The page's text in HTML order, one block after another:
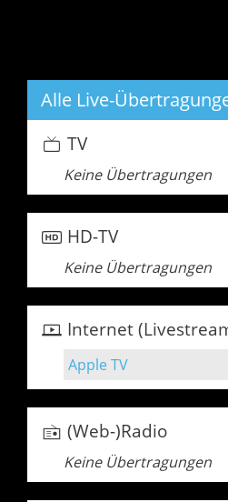
Alle Live-
TV
Keine Übertragungen
HD-TV
Keine Übertragungen
Internet
Apple TV
(Web-)Radio
Keine Übertragungen